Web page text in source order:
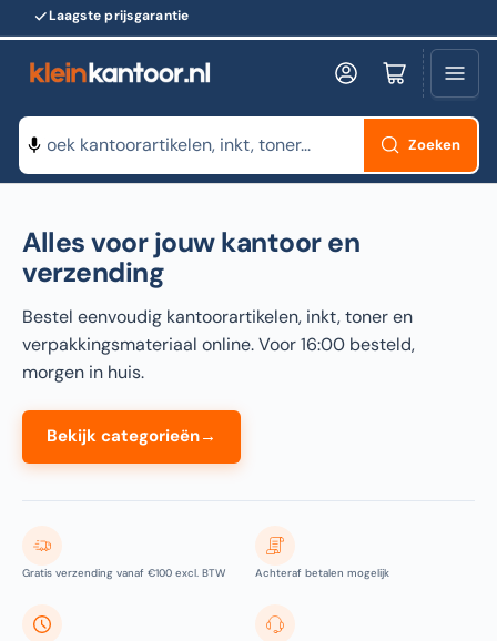
Laagste prijsgarantie
Snelle levering
Zoeken
producten
Zoeken
Log in Minikarretje openen
Alles voor jouw kantoor en
verzending
Bestel eenvoudig kantoorartikelen, inkt, toner en
verpakkingsmateriaal online. Voor 16:00 besteld,
morgen in huis.
Bekijk categorieën→
Gratis verzending vanaf €100 excl. BTW Achteraf betalen mogelijk